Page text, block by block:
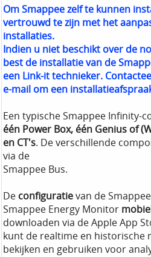
Om Smappee zelf te kunnen
vertrouwd te zijn met het
installaties.
Indien u niet beschikt over de
best de installatie van de
een Link-it technieker.
e-mail om een
Een typische Smappee Infinity-
één Power Box, één Genius of
en CT's. De verschillende
via de
Smappee Bus.
De configuratievan de
Smappee Energy Monitor
downloaden via de Apple App
kunt de realtime en historische
bekijken en gebruiken voor